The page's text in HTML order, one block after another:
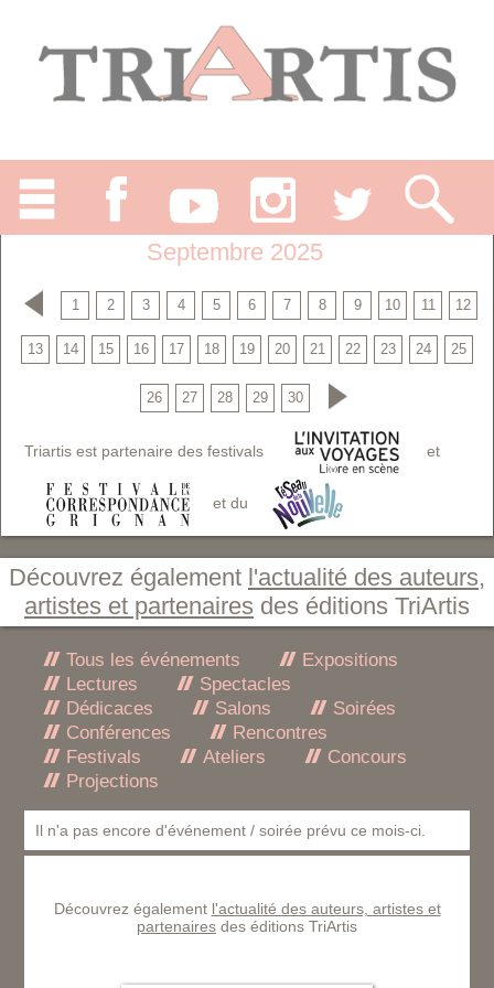
Septembre 2025
1 2 3 4 5 6 7 8 9 10 11 12
13 14 15 16 17 18 19 20 21 22 23 24 25
26 27 28 29 30
Triartis est partenaire des festivals et
et du
Découvrez également l'actualité des auteurs,
artistes et partenaires des éditions TriArtis
Tous les événements
Expositions
Lectures
Spectacles
Dédicaces
Salons
Soirées
Conférences
Rencontres
Festivals
Ateliers
Concours
Projections
Il n'a pas encore d'événement / soirée prévu ce mois-ci.
Découvrez également l'actualité des auteurs, artistes et
partenaires des éditions TriArtis